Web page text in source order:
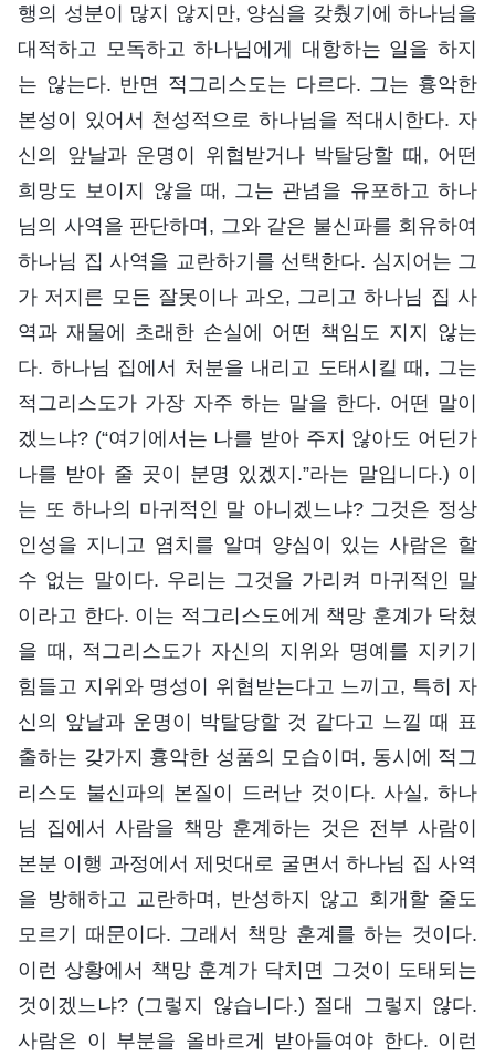
행의 성분이 많지 않지만, 양심을 갖췄기에 하나님을
대적하고 모독하고 하나님에게 대항하는 일을 하지
는 않는다. 반면 적그리스도는 다르다. 그는 흉악한
본성이 있어서 천성적으로 하나님을 적대시한다. 자
신의 앞날과 운명이 위협받거나 박탈당할 때, 어떤
희망도 보이지 않을 때, 그는 관념을 유포하고 하나
님의 사역을 판단하며, 그와 같은 불신파를 회유하여
하나님 집 사역을 교란하기를 선택한다. 심지어는 그
가 저지른 모든 잘못이나 과오, 그리고 하나님 집 사
역과 재물에 초래한 손실에 어떤 책임도 지지 않는
다. 하나님 집에서 처분을 내리고 도태시킬 때, 그는
적그리스도가 가장 자주 하는 말을 한다. 어떤 말이
겠느냐? (“여기에서는 나를 받아 주지 않아도 어딘가
나를 받아 줄 곳이 분명 있겠지.”라는 말입니다.) 이
는 또 하나의 마귀적인 말 아니겠느냐? 그것은 정상
인성을 지니고 염치를 알며 양심이 있는 사람은 할
수 없는 말이다. 우리는 그것을 가리켜 마귀적인 말
이라고 한다. 이는 적그리스도에게 책망 훈계가 닥쳤
을 때, 적그리스도가 자신의 지위와 명예를 지키기
힘들고 지위와 명성이 위협받는다고 느끼고, 특히 자
신의 앞날과 운명이 박탈당할 것 같다고 느낄 때 표
출하는 갖가지 흉악한 성품의 모습이며, 동시에 적그
리스도 불신파의 본질이 드러난 것이다. 사실, 하나
님 집에서 사람을 책망 훈계하는 것은 전부 사람이
본분 이행 과정에서 제멋대로 굴면서 하나님 집 사역
을 방해하고 교란하며, 반성하지 않고 회개할 줄도
모르기 때문이다. 그래서 책망 훈계를 하는 것이다.
이런 상황에서 책망 훈계가 닥치면 그것이 도태되는
것이겠느냐? (그렇지 않습니다.) 절대 그렇지 않다.
사람은 이 부분을 올바르게 받아들여야 한다. 이런